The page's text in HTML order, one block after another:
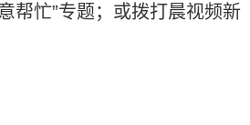
帮忙”专题；或拨打晨视频新